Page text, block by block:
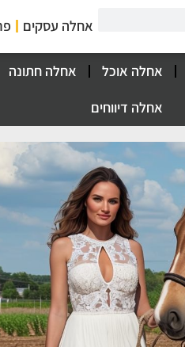
אחלה עסקים
אחלה אוכל אחלה חתונה
אחלה דיווחים